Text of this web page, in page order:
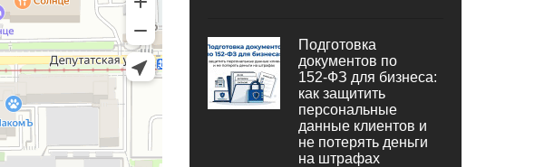
Подготовка
документов по
152‑ФЗ для бизнеса:
как защитить
персональные
данные клиентов и
не потерять деньги
на штрафах